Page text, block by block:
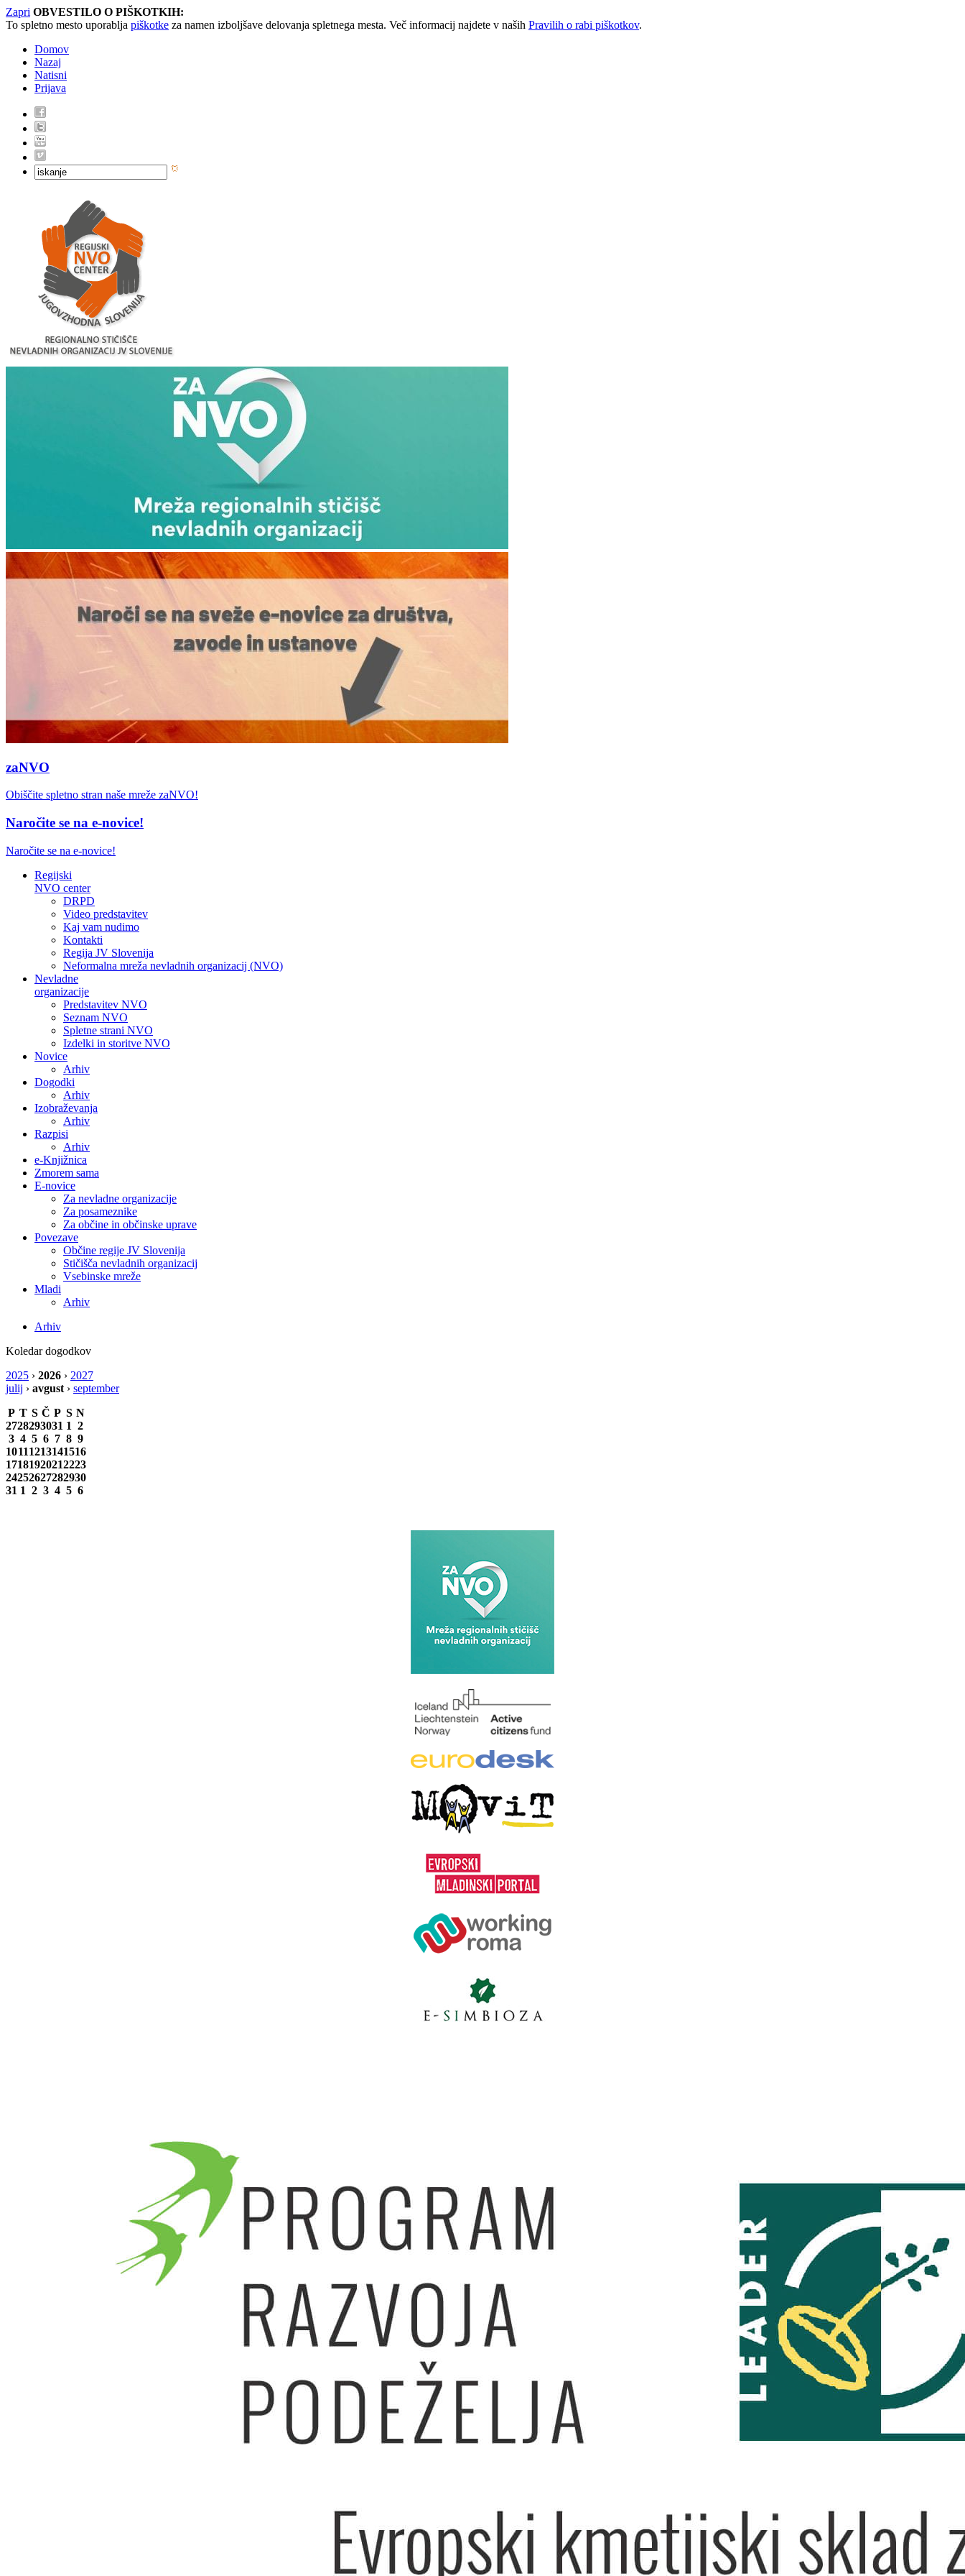
Zapri OBVESTILO O PIŠKOTKIH:
To spletno mesto uporablja piškotke za namen izboljšave delovanja spletnega mesta. Več informacij najdete v naših Pravilih o rabi piškotkov.
Domov
Nazaj
Natisni
Prijava
zaNVO
Obiščite spletno stran naše mreže zaNVO!
Naročite se na e-novice!
Naročite se na e-novice!
Regijski
NVO center
DRPD
Video predstavitev
Kaj vam nudimo
Kontakti
Regija JV Slovenija
Neformalna mreža nevladnih organizacij (NVO)
Nevladne
organizacije
Predstavitev NVO
Seznam NVO
Spletne strani NVO
Izdelki in storitve NVO
Novice
Arhiv
Dogodki
Arhiv
Izobraževanja
Arhiv
Razpisi
Arhiv
e-Knjižnica
Zmorem sama
E-novice
Za nevladne organizacije
Za posameznike
Za občine in občinske uprave
Povezave
Občine regije JV Slovenija
Stičišča nevladnih organizacij
Vsebinske mreže
Mladi
Arhiv
Arhiv
Koledar dogodkov
2025 › 2026 › 2027
julij › avgust › september
P T S Č P S N
2728293031 1 2
3 4 5 6 7 8 9
10111213141516
17181920212223
24252627282930
31 1 2 3 4 5 6